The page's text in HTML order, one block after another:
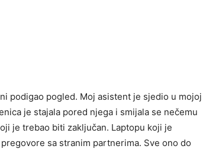
podigao pogled. Moj asistent je sjedio u mojoj
je stajala pored njega i smijala se nečemu
je trebao biti zaključan. Laptopu koji je
sa stranim partnerima. Sve ono do